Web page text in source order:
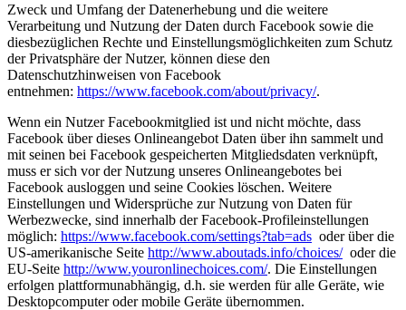
Zweck und Umfang der Datenerhebung und die weitere
Verarbeitung und Nutzung der Daten durch Facebook sowie die
diesbezüglichen Rechte und Einstellungsmöglichkeiten zum Schutz
der Privatsphäre der Nutzer, können diese den
Datenschutzhinweisen von Facebook
entnehmen: https://www.facebook.com/about/privacy/.
Wenn ein Nutzer Facebookmitglied ist und nicht möchte, dass
Facebook über dieses Onlineangebot Daten über ihn sammelt und
mit seinen bei Facebook gespeicherten Mitgliedsdaten verknüpft,
muss er sich vor der Nutzung unseres Onlineangebotes bei
Facebook ausloggen und seine Cookies löschen. Weitere
Einstellungen und Widersprüche zur Nutzung von Daten für
Werbezwecke, sind innerhalb der Facebook-Profileinstellungen
möglich: https://www.facebook.com/settings?tab=ads oder über die
US-amerikanische Seite http://www.aboutads.info/choices/oder die
EU-Seite http://www.youronlinechoices.com/. Die Einstellungen
erfolgen plattformunabhängig, d.h. sie werden für alle Geräte, wie
Desktopcomputer oder mobile Geräte übernommen.